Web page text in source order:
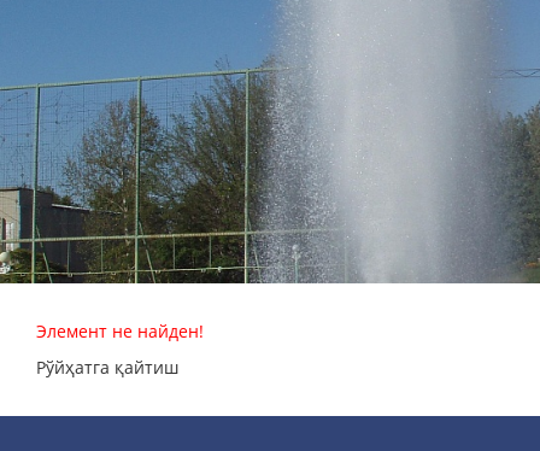
Элемент не найден!
Рўйҳатга қайтиш